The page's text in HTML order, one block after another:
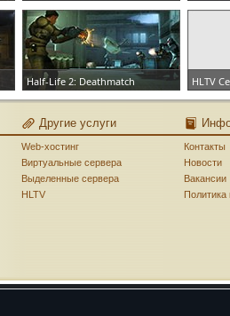
ЗАКАЗАТЬ СЕРВЕР
Half-Life 2: Deathmatch
ЗАКАЗАТЬ СЕРВЕР
HLTV
Другие услуги
Web-хостинг
Виртуальные сервера
Выделенные сервера
HLTV
Контакты
Новости
Вакансии
Политика